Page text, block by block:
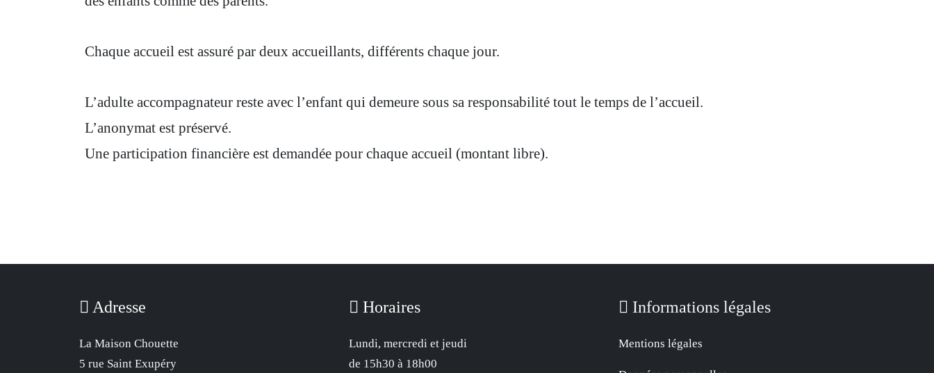
Chaque accueil est assuré par deux accueillants, différents chaque jour.
L’adulte accompagnateur reste avec l’enfant qui demeure sous sa responsabilité tout le temps de l’accueil.
L’anonymat est préservé.
Une participation financière est demandée pour chaque accueil (montant libre).
Adresse
La Maison Chouette
5 rue Saint Exupéry
Horaires
Lundi, mercredi et jeudi
de 15h30 à 18h00
Informations légales
Mentions légales